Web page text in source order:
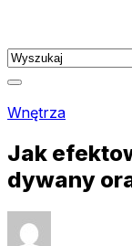
content
Wnętrza
Jak
dywany